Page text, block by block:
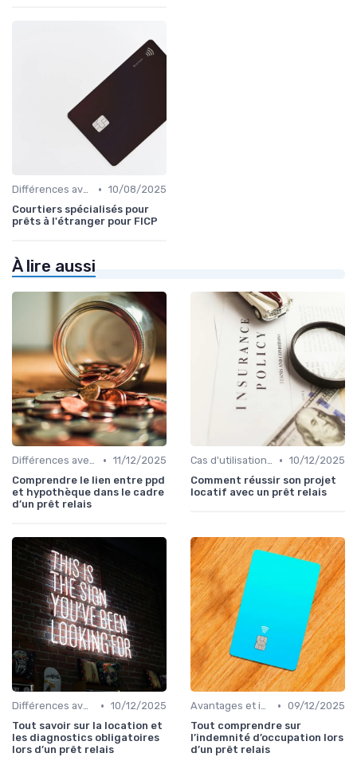
Différences avec d'autres prêts immobiliers • 10/08/2025
Courtiers spécialisés pour
prêts à l'étranger pour FICP
À lire aussi
Différences avec d'autres prêts immobiliers • 11/12/2025
Comprendre le lien entre ppd
et hypothèque dans le cadre
d’un prêt relais
Cas d'utilisation typiques • 10/12/2025
Comment réussir son projet
locatif avec un prêt relais
Différences avec d'autres prêts immobiliers • 10/12/2025
Tout savoir sur la location et
les diagnostics obligatoires
lors d’un prêt relais
Avantages et inconvénients • 09/12/2025
Tout comprendre sur
l’indemnité d’occupation lors
d’un prêt relais